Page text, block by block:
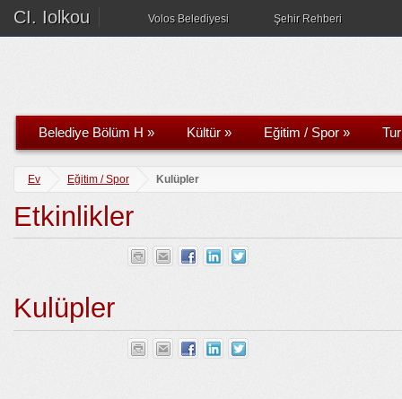
CI. Iolkou Volos Belediyesi Şehir Rehberi
Belediye Bölüm H » Kültür » Eğitim / Spor »
Ev Eğitim / Spor Kulüpler
Etkinlikler
Kulüpler